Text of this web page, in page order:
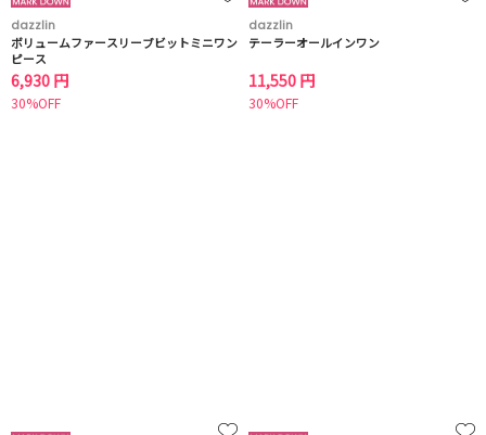
dazzlin
ボリュームファースリーブビットミニワン
ピース
6,930 円
30%OFF
dazzlin
テーラーオールインワン
11,550 円
30%OFF